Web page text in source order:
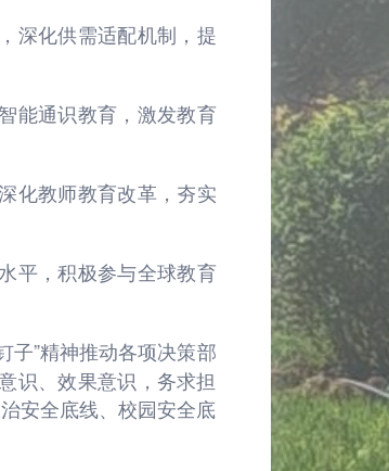
深化供需适配机制，提
能通识教育，激发教育
化教师教育改革，夯实
平，积极参与全球教育
子”精神推动各项决策部
识、效果意识，务求担
安全底线、校园安全底